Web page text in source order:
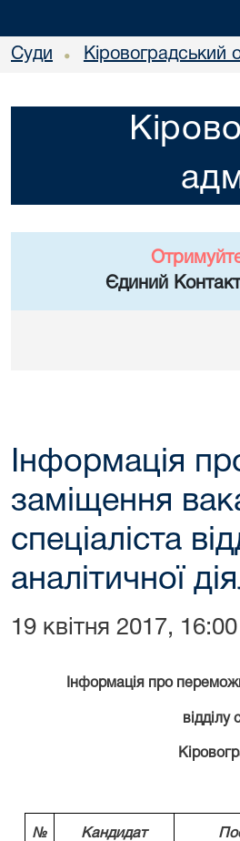
Суди • Кіровоградський
Єдиний
Інформація
заміщення
спеціаліста
аналітичної
19 квітня 2017, 16:00
Інформація про
відділу
№ Кандидат